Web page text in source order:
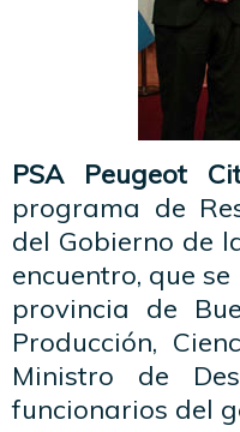
PSA Peugeot
programa de
del Gobierno de
encuentro, que
provincia de
Producción,
Ministro de
funcionarios del